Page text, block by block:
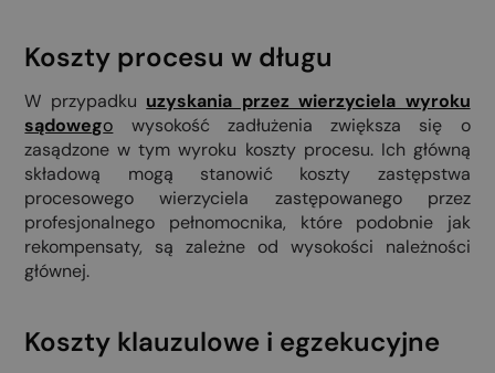
Koszty procesu w długu
W przypadku uzyskania przez wierzyciela wyroku
sądowego wysokość zadłużenia zwiększa się o
zasądzone w tym wyroku koszty procesu. Ich główną
składową mogą stanowić koszty zastępstwa
procesowego wierzyciela zastępowanego przez
profesjonalnego pełnomocnika, które podobnie jak
rekompensaty, są zależne od wysokości należności
głównej.
Koszty klauzulowe i egzekucyjne